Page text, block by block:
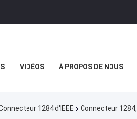
VIDÉOS À PROPOS DE NOUS
1284 d'IEEE Connecteur